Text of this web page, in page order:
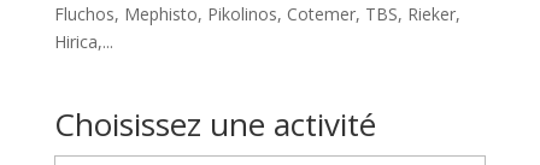
Fluchos, Mephisto, Pikolinos, Cotemer, TBS, Rieker,
Hirica,...
Choisissez une activité